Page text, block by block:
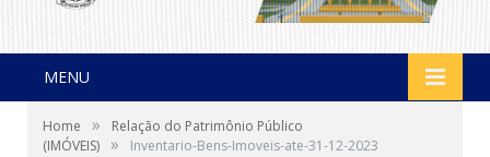
MENU
Home »
Relação do Patrimônio Público
(IMÓVEIS) » Inventario-Bens-Imoveis-ate-31-12-2023